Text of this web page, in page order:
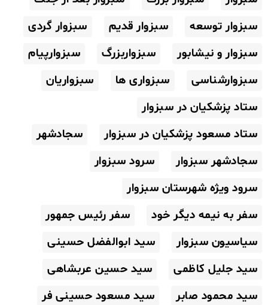
سبزوار توسعه
سبزوار قدیم
سبزوار گردی
سبزوار و نیشابور
سبزواربزرگ
سبزوارپیام
سبزوارشناسی
سبزواری ها
سبزواریان
ستاد پزشکیان در سبزوار
ستاد مسعود پزشکیان در سبزوار
سجادشهر
سجادشهر سبزوار
سرود سبزوار
سرود ویژه شهرستان سبزوار
سفر به نیمه دیگر خود
سفر رئیس جمهور
سیاسیون سبزوار
سید ابوالفضل حسینی
سید جلیل کاظمی
سید حسین عربشاهی
سید محمود صابر
سید مسعود حسینی فر